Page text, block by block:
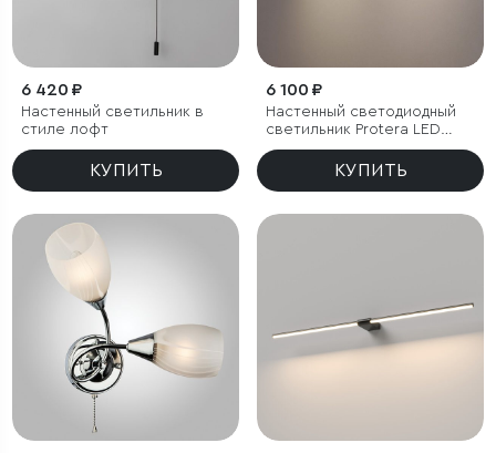
6 420 ₽
Настенный светильник в
стиле лофт
КУПИТЬ
6 100 ₽
Настенный светодиодный
светильник Protera LED
хром IP44
КУПИТЬ